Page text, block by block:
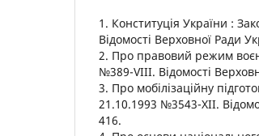
1. Конституція України :
Відомості Верховної Ради
2. Про правовий режим
№389-VIII. Відомості
3. Про мобілізаційну
21.10.1993 №3543-ХІІ.
416.